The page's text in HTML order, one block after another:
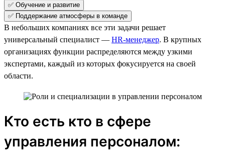
✅ Обучение и развитие
✅ Поддержание атмосферы в команде
В небольших компаниях все эти задачи решает
универсальный специалист — HR-менеджер. В крупных
организациях функции распределяются между узкими
экспертами, каждый из которых фокусируется на своей
области.
Кто есть кто в сфере
управления персоналом: